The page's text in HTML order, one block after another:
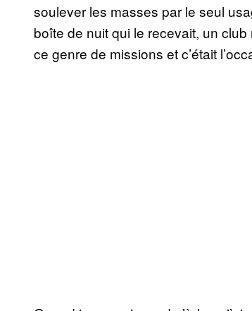
soulever les masses par le seul
boîte de nuit qui le recevait, un
ce genre de missions et c’était